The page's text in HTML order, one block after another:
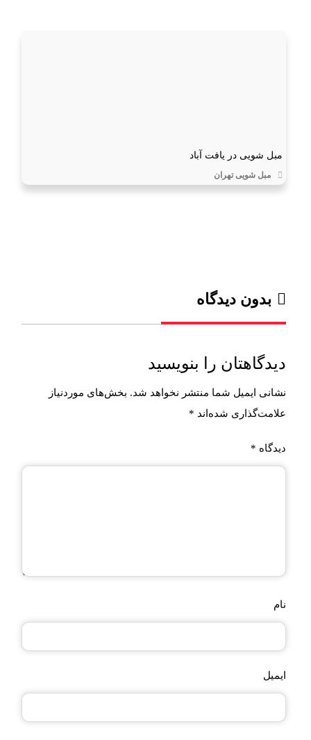
مبل شویی در یافت آباد
مبل شویی تهران
بدون دیدگاه
دیدگاهتان را بنویسید
نشانی ایمیل شما منتشر نخواهد شد. بخش‌های موردنیاز
علامت‌گذاری شده‌اند *
دیدگاه *
نام
ایمیل